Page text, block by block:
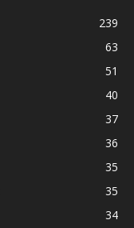
239
63
51
40
37
36
35
35
34